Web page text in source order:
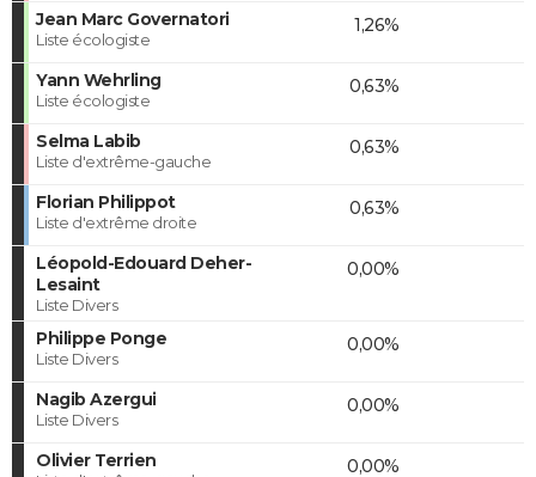
Jean Marc Governatori
Liste écologiste
1,26%
Yann Wehrling
Liste écologiste
0,63%
Selma Labib
Liste d'extrême-gauche
0,63%
Florian Philippot
Liste d'extrême droite
0,63%
Léopold-Edouard Deher-
Lesaint
Liste Divers
0,00%
Philippe Ponge
Liste Divers
0,00%
Nagib Azergui
Liste Divers
0,00%
Olivier Terrien 0,00%